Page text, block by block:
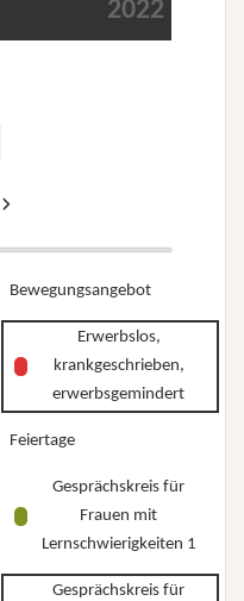
2022
Bewegungsangebot
Erwerbslos,
krankgeschrieben,
erwerbsgemindert
Feiertage
Gesprächskreis für
Frauen mit
Lernschwierigkeiten 1
Gesprächskreis für